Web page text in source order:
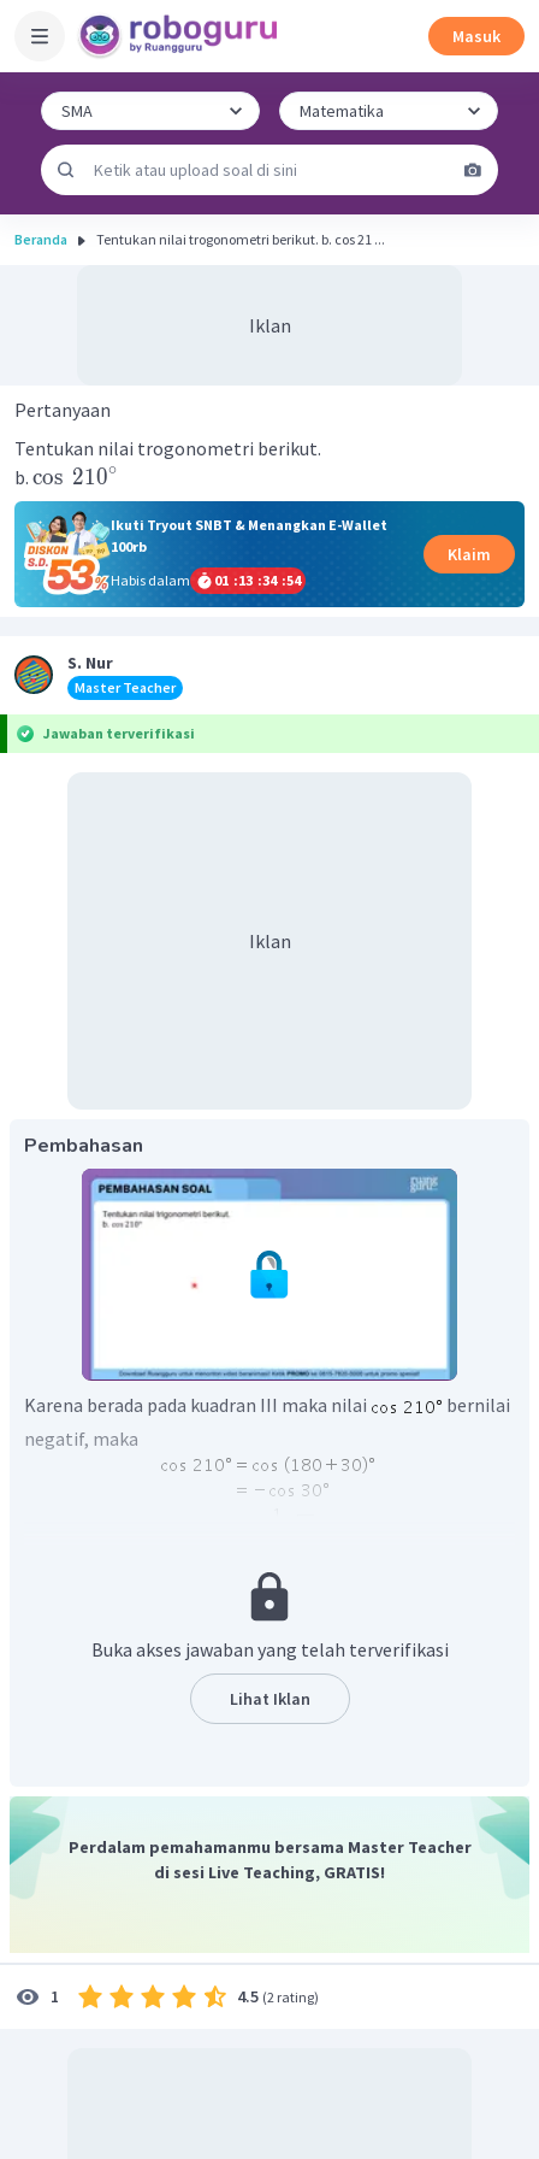
Masuk
Beranda Tentukan nilai trogonometri berikut. b. cos 21 ...
Iklan
Pertanyaan
Tentukan nilai trogonometri berikut.
b. cos 210∘
Ikuti Tryout SNBT & Menangkan E-Wallet
100rb
Habis dalam
01 :13 :34 :53
Klaim
S. Nur
Master Teacher
Jawaban terverifikasi
Iklan
Pembahasan
Karena berada pada kuadran III maka nilai
bernilai
negatif, maka
Buka akses jawaban yang telah terverifikasi
Lihat Iklan
Perdalam pemahamanmu bersama Master Teacher
di sesi Live Teaching, GRATIS!
1 4.5 (2 rating)